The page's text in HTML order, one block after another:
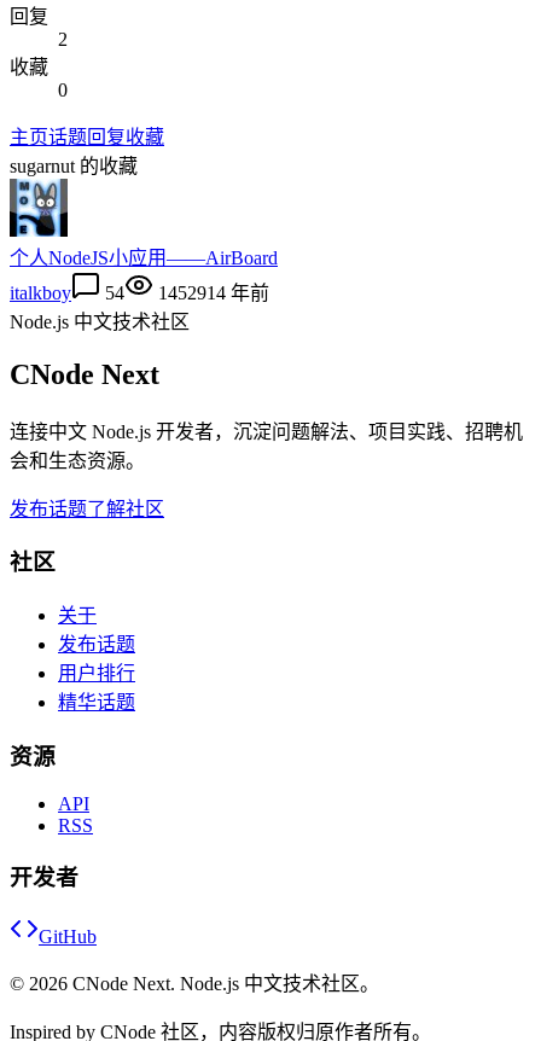
回复
2
收藏
0
主页话题回复收藏
sugarnut 的收藏
个人NodeJS小应用——AirBoard
italkboy
54 1452914 年前
Node.js 中文技术社区
CNode Next
连接中文 Node.js 开发者，沉淀问题解法、项目实践、招聘机
会和生态资源。
发布话题了解社区
社区
关于
发布话题
用户排行
精华话题
资源
API
RSS
开发者
GitHub
© 2026 CNode Next. Node.js 中文技术社区。
Inspired by CNode 社区，内容版权归原作者所有。